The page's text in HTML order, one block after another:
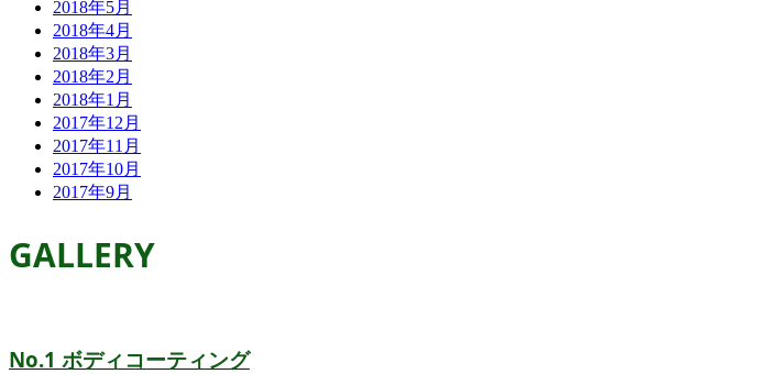
2018年5月
2018年4月
2018年3月
2018年2月
2018年1月
2017年12月
2017年11月
2017年10月
2017年9月
GALLERY
No.1 ボディコーティング